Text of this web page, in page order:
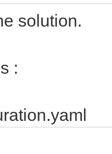
solution.
: